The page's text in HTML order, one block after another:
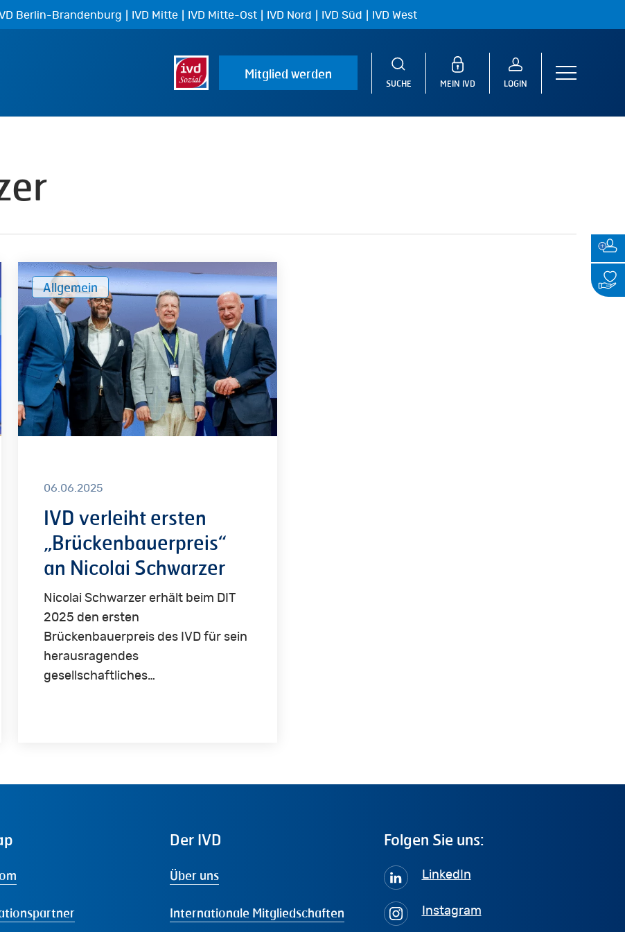
Berlin-Brandenburg | IVD Mitte | IVD Mitte-Ost | IVD Nord | IVD Süd | IVD West
Mitglied werden
SUCHE MEIN IVD LOGIN
Menu
IVD
verleiht
ersten
„Brückenbauerpreis“
an
Nicolai
Schwarzer
Allgemein
06.06.2025
IVD verleiht ersten
„Brückenbauerpreis“
an Nicolai Schwarzer
Nicolai Schwarzer erhält beim DIT
2025 den ersten
Brückenbauerpreis des IVD für sein
herausragendes
gesellschaftliches…
Der IVD
Über uns
Internationale Mitgliedschaften
Folgen Sie uns:
LinkedIn
Instagram